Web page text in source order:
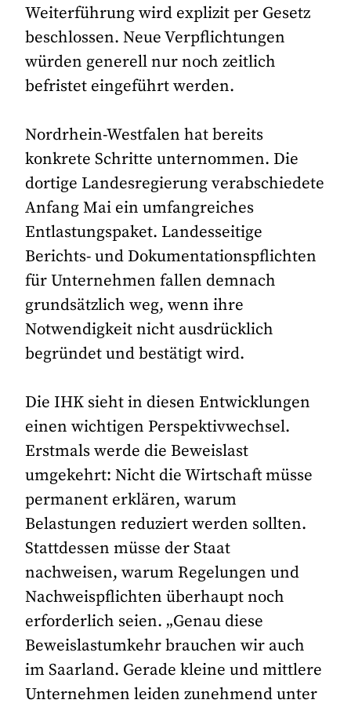
Weiterführung wird explizit per Gesetz
beschlossen. Neue Verpflichtungen
würden generell nur noch zeitlich
befristet eingeführt werden.
Nordrhein-Westfalen hat bereits
konkrete Schritte unternommen. Die
dortige Landesregierung verabschiedete
Anfang Mai ein umfangreiches
Entlastungspaket. Landesseitige
Berichts- und Dokumentationspflichten
für Unternehmen fallen demnach
grundsätzlich weg, wenn ihre
Notwendigkeit nicht ausdrücklich
begründet und bestätigt wird.
Die IHK sieht in diesen Entwicklungen
einen wichtigen Perspektivwechsel.
Erstmals werde die Beweislast
umgekehrt: Nicht die Wirtschaft müsse
permanent erklären, warum
Belastungen reduziert werden sollten.
Stattdessen müsse der Staat
nachweisen, warum Regelungen und
Nachweispflichten überhaupt noch
erforderlich seien. „Genau diese
Beweislastumkehr brauchen wir auch
im Saarland. Gerade kleine und mittlere
Unternehmen leiden zunehmend unter